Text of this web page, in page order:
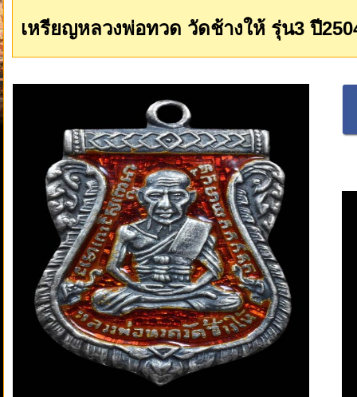
เหรียญหลวงพ่อทวด วัดช้างให้ รุ่น3 ปี